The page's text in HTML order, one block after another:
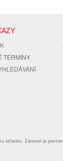
TERMÍNY
Zároveň je